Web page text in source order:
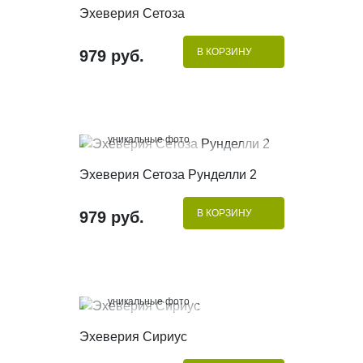
Эхеверия Сетоза
979 руб. В КОРЗИНУ
уникальные фото
Эхеверия Сетоза Рунделли 2
979 руб. В КОРЗИНУ
уникальные фото
Эхеверия Сириус